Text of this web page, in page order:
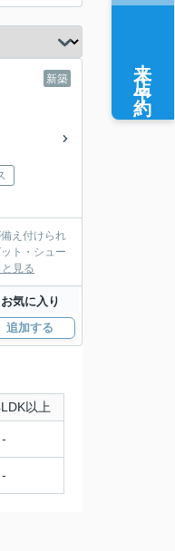
新築
え付けられ
ト・シュー
と見る
お気に入り
追加する
以上
-
-
来店予約